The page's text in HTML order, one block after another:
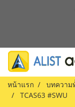
หน้าแรก บทความ
TCAS63 #SWU